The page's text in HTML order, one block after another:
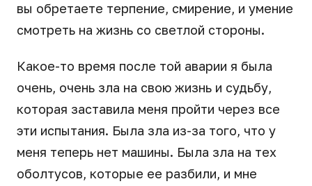
вы обретаете терпение, смирение, и умение
смотреть на жизнь со светлой стороны.
Какое-то время после той аварии я была
очень, очень зла на свою жизнь и судьбу,
которая заставила меня пройти через все
эти испытания. Была зла из-за того, что у
меня теперь нет машины. Была зла на тех
оболтусов, которые ее разбили, и мне